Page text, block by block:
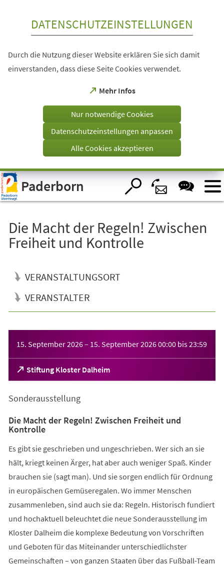
Visuelle
Assistenzsoftware
öffnen.
DATENSCHUTZEINSTELLUNGEN
Durch die Nutzung dieser Website erklären Sie sich damit
einverstanden, dass diese Seite Cookies verwendet.
Mehr Infos
(Öffnet
einem
Tab)
Nur notwendige Cookies
Datenschutzeinstellungen anpassen
Alle Cookies akzeptieren
Paderborn
Die Macht der Regeln! Zwischen
Freiheit und Kontrolle
VERANSTALTUNGSORT
VERANSTALTER
15. September 2026– 15. September 202600:00 bis23:59
Stiftung Kloster Dalheim
(Öffnet
in
neuen
Sonderausstellung
Die Macht der Regeln! Zwischen Freiheit und
Kontrolle
Es gibt sie geschrieben und ungeschrieben. Wer sich an sie
hält, kriegt keinen Ärger, hat aber auch weniger Spaß. Kinder
brauchen sie (sagt man). Und sie sorgen endlich für Ordnung
in europäischen Gemüseregalen. Wo immer Menschen
zusammenleben, sind auch sie da: Regeln. Historisch fundiert
und hochaktuell beleuchtet die neue Sonderausstellung im
Kloster Dalheim die komplexe Bedeutung von Vorschriften
und Geboten für das Miteinander unterschiedlichster
Gemeinschaften – von ganzen Staaten über das Fußball-Team